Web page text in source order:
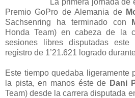
Premio GoPro de Alemania de
Sachsenring ha terminado con
Honda Team) en cabeza de la
sesiones libres disputadas
registro de 1’21.621 logrado
Este tiempo quedaba ligeramente
la pista, en manos éste de Dani
Team) desde la carrera disputada